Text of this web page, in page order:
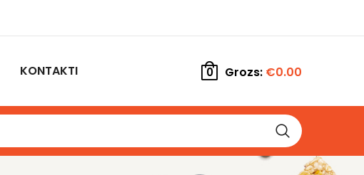
KONTAKTI 0 Grozs: €0.00